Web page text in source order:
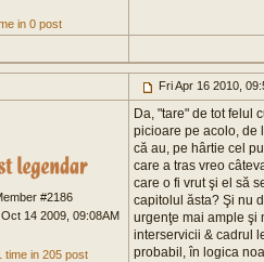
in 0 post
Fri Apr 16 2010,
#2186
14 2009, 09:08AM
time in 205 post
Da, "tare" de tot felul
picioare pe acolo, de
că au, pe hârtie cel
care a tras vreo
care o fi vrut şi el să
capitolul ăsta? Şi nu
urgenţe mai ample şi
interservicii & cadrul
probabil, în logica